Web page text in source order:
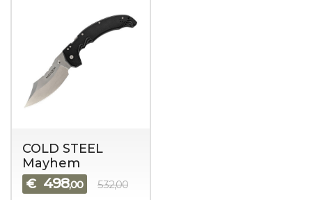
COLD STEEL
Mayhem
€ 498,00 532,00